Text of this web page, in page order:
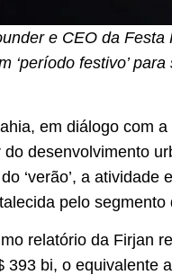
e CEO da
‘período festivo’
em diálogo com
desenvolvimento
‘verão’, a
pelo
relatório da Firjan
393 bi, o equivalente